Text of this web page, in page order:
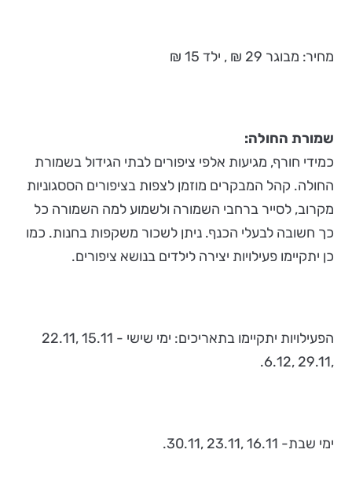
מחיר: מבוגר 29 ₪ , ילד 15 ₪
שמורת החולה:
כמידי חורף, מגיעות אלפי ציפורים לבתי הגידול בשמורת
החולה. קהל המבקרים מוזמן לצפות בציפורים הססגוניות
מקרוב, לסייר ברחבי השמורה ולשמוע למה השמורה כל
כך חשובה לבעלי הכנף. ניתן לשכור משקפות בחנות. כמו
כן יתקיימו פעילויות יצירה לילדים בנושא ציפורים.
הפעילויות יתקיימו בתאריכים: ימי שישי - 15.11 ,22.11
,29.11 ,6.12.
ימי שבת- 16.11 ,23.11 ,30.11.